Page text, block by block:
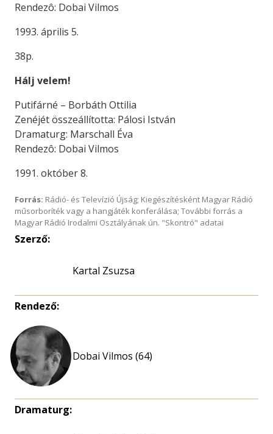
Rendezô: Dobai Vilmos
1993. április 5.
38p.
Hálj velem!
Putifárné – Borbáth Ottilia
Zenéjét összeállította: Pálosi István
Dramaturg: Marschall Éva
Rendezô: Dobai Vilmos
1991. október 8.
Forrás: Rádió- és Televízió Újság; Kiegészítésként Magyar Rádió
műsorboríték vagy a hangjáték konferálása; További forrás a
Magyar Rádió Irodalmi Osztályának ún. "Skontró" adatai
Szerző:
Kartal Zsuzsa
Rendező:
Dobai Vilmos (64)
Dramaturg: